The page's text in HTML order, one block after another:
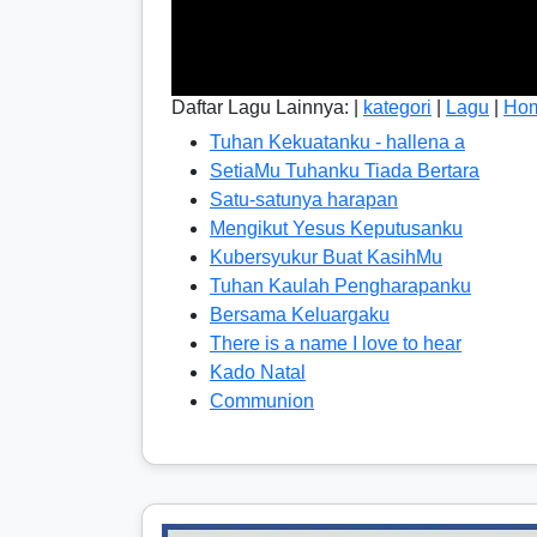
Daftar Lagu Lainnya: | kategori Lagu
Tuhan Kekuatanku - hallena a
SetiaMu Tuhanku Tiada Bertara
Satu-satunya harapan
Mengikut Yesus Keputusanku
Kubersyukur Buat KasihMu
Tuhan Kaulah Pengharapanku
Bersama Keluargaku
There is a name I love to hear
Kado Natal
Communion